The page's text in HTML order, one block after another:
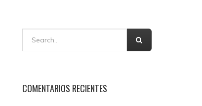
COMENTARIOS RECIENTES